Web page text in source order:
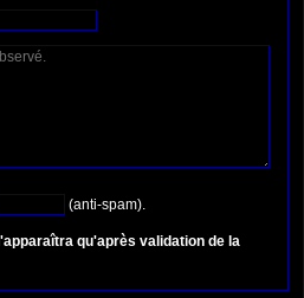
(anti-spam).
qu'après validation de la